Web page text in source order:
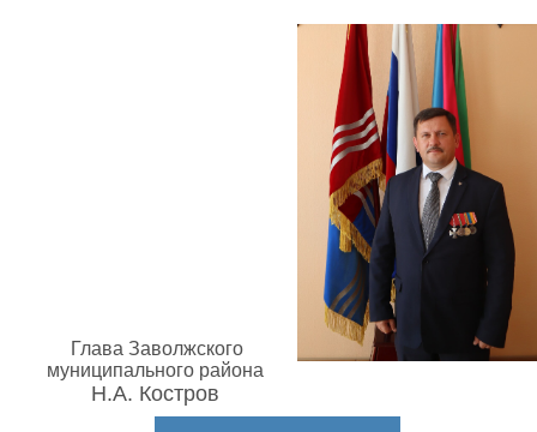
Глава Заволжского
муниципального района
Н.А. Костров